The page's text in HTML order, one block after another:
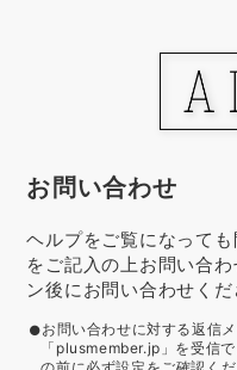
お問い合わせ
ヘルプをご覧になって
をご記入の上お問い合
ン後にお問い合わせくだ
お問い合わせに対する返信
「plusmember.jp」を受信